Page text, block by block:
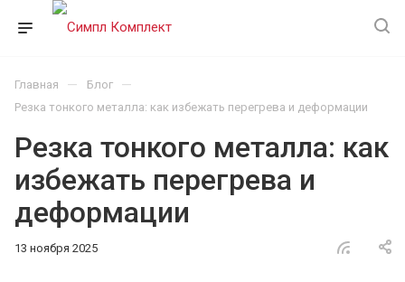
Главная — Блог —
Резка тонкого металла: как избежать перегрева и деформации
Резка тонкого металла: как
избежать перегрева и
деформации
13 ноября 2025